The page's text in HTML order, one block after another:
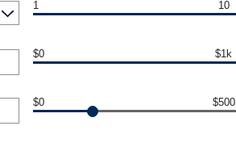
1 10
$0 $1k
$0 $500